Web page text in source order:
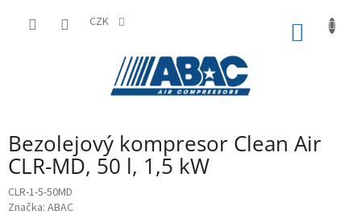
CZK
Bezolejový kompresor Clean Air
CLR-MD, 50 l, 1,5 kW
CLR-1-5-50MD
Značka: ABAC